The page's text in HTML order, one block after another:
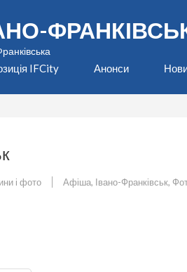
IFCity Анонси
і фото Афіша, Івано-Франківськ,